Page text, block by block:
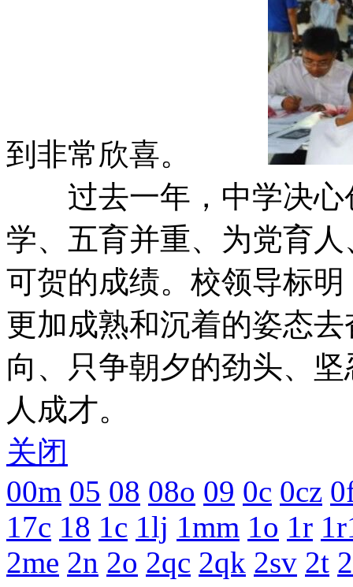
到非常欣喜。
过去一年，中学决心
学、五育并重、为党育
可贺的成绩。校领导标
更加成熟和沉着的姿态
向、只争朝夕的劲头、
人成才。
关闭
00m 05 08 08o 09 0c 0cz
17c 18 1c 1lj 1mm 1o 1r
2me 2n 2o 2qc 2qk 2sv 2t